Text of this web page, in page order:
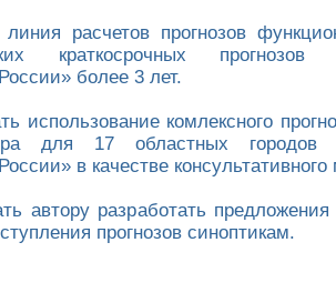
линия расчетов прогнозов
краткосрочных
более 3 лет.
использование комлексного
для 17 областных
в качестве консультативного
автору разработать
прогнозов синоптикам.